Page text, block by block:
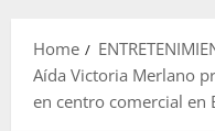
Home
Aída Victoria Merlano
en centro comercial en